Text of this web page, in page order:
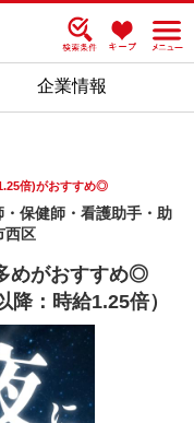
企業情報
倍)がおすすめ◎
保健師・看護助手・助
西区
めがおすすめ◎
降：時給1.25倍）